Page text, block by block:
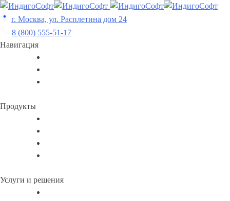
Skip
to
content
г. Москва, ул. Расплетина дом 24
8 (800) 555-51-17
Навигация
Продукты
Услуги и решения